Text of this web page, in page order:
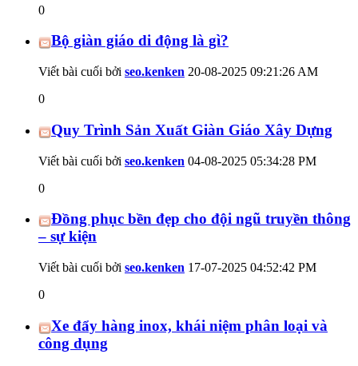
0
Bộ giàn giáo di động là gì?
Viết bài cuối bởi seo.kenken 20-08-2025 09:21:26 AM
0
Quy Trình Sản Xuất Giàn Giáo Xây Dựng
Viết bài cuối bởi seo.kenken 04-08-2025 05:34:28 PM
0
Đồng phục bền đẹp cho đội ngũ truyền thông
– sự kiện
Viết bài cuối bởi seo.kenken 17-07-2025 04:52:42 PM
0
Xe đẩy hàng inox, khái niệm phân loại và
công dụng